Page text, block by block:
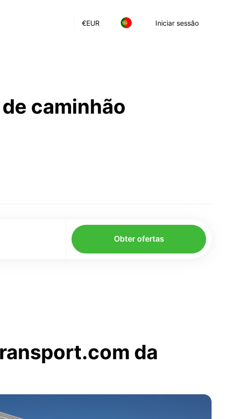
€EUR Iniciar sessão
caminhão
Obter ofertas
da